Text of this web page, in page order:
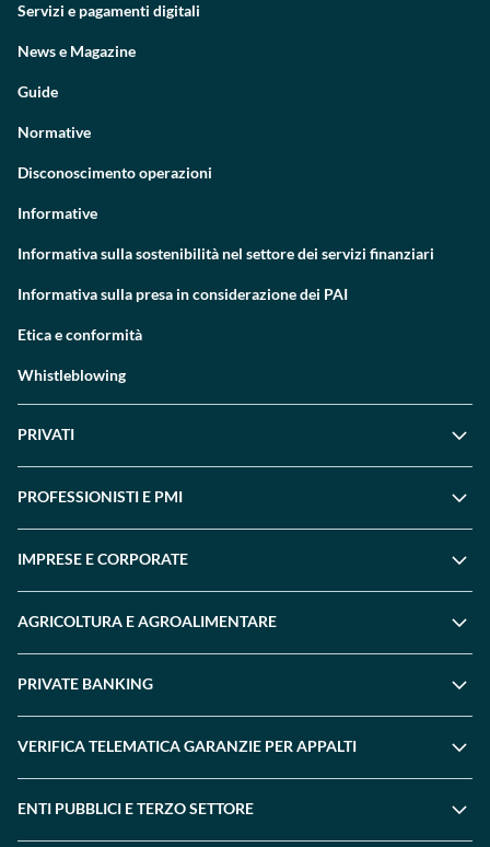
Servizi e pagamenti digitali
News e Magazine
Guide
Normative
Disconoscimento operazioni
Informative
Informativa sulla sostenibilità nel settore dei servizi finanziari
Informativa sulla presa in considerazione dei PAI
Etica e conformità
Whistleblowing
PRIVATI
PROFESSIONISTI E PMI
IMPRESE E CORPORATE
AGRICOLTURA E AGROALIMENTARE
PRIVATE BANKING
VERIFICA TELEMATICA GARANZIE PER APPALTI
ENTI PUBBLICI E TERZO SETTORE